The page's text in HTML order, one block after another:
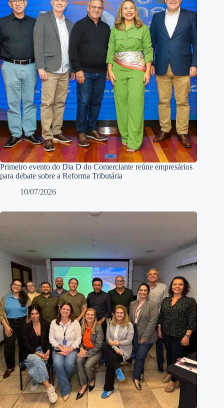
Primeiro evento do Dia D do Comerciante reúne empresários
para debate sobre a Reforma Tributária
10/07/2026